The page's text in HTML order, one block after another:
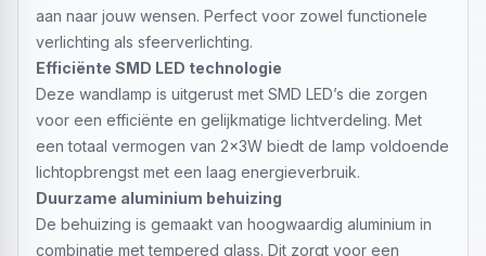
aan naar jouw wensen. Perfect voor zowel functionele
verlichting als sfeerverlichting.
Efficiënte SMD LED technologie
Deze wandlamp is uitgerust met SMD LED’s die zorgen
voor een efficiënte en gelijkmatige lichtverdeling. Met
een totaal vermogen van 2x3W biedt de lamp voldoende
lichtopbrengst met een laag energieverbruik.
Duurzame aluminium behuizing
De behuizing is gemaakt van hoogwaardig aluminium in
combinatie met tempered glass. Dit zorgt voor een